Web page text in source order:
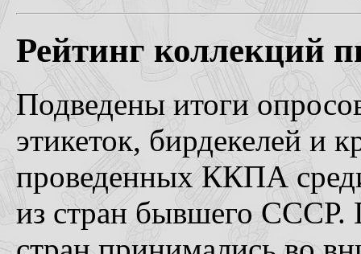
Рейтинг коллекций
Подведены итоги
этикеток, бирдекелей и
проведенных ККПА
из стран бывшего СССР.